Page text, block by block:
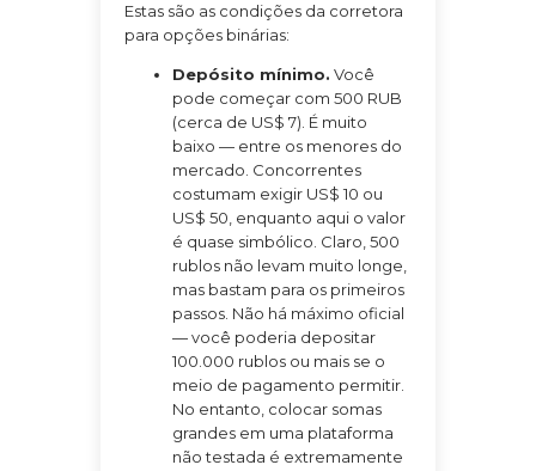
Estas são as condições da corretora
para opções binárias:
Depósito mínimo. Você
pode começar com 500 RUB
(cerca de US$ 7). É muito
baixo — entre os menores do
mercado. Concorrentes
costumam exigir US$ 10 ou
US$ 50, enquanto aqui o valor
é quase simbólico. Claro, 500
rublos não levam muito longe,
mas bastam para os primeiros
passos. Não há máximo oficial
— você poderia depositar
100.000 rublos ou mais se o
meio de pagamento permitir.
No entanto, colocar somas
grandes em uma plataforma
não testada é extremamente